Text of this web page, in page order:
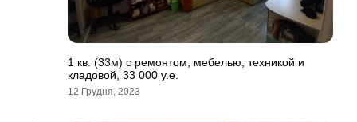
1 кв. (33м) с ремонтом, мебелью, техникой и
кладовой, 33 000 у.е.
12 Грудня, 2023